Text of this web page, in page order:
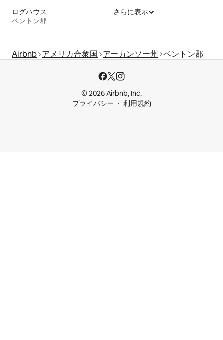
ログハウス
ベントン郡
さらに表示
Airbnb アメリカ合衆国 アーカンソー州 ベントン郡
© 2026 Airbnb, Inc.
プライバシー
利用規約